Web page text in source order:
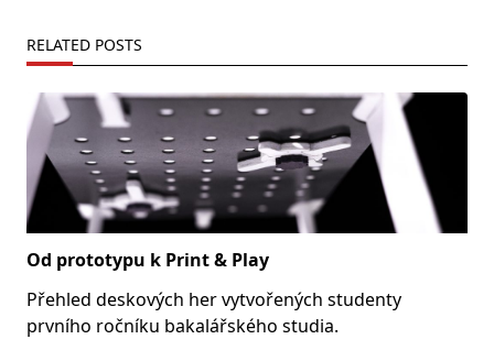
RELATED POSTS
Od prototypu k Print & Play
Přehled deskových her vytvořených studenty
prvního ročníku bakalářského studia.